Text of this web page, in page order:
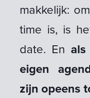
makkelijk:
time is, is
date. En
eigen
zijn opeens